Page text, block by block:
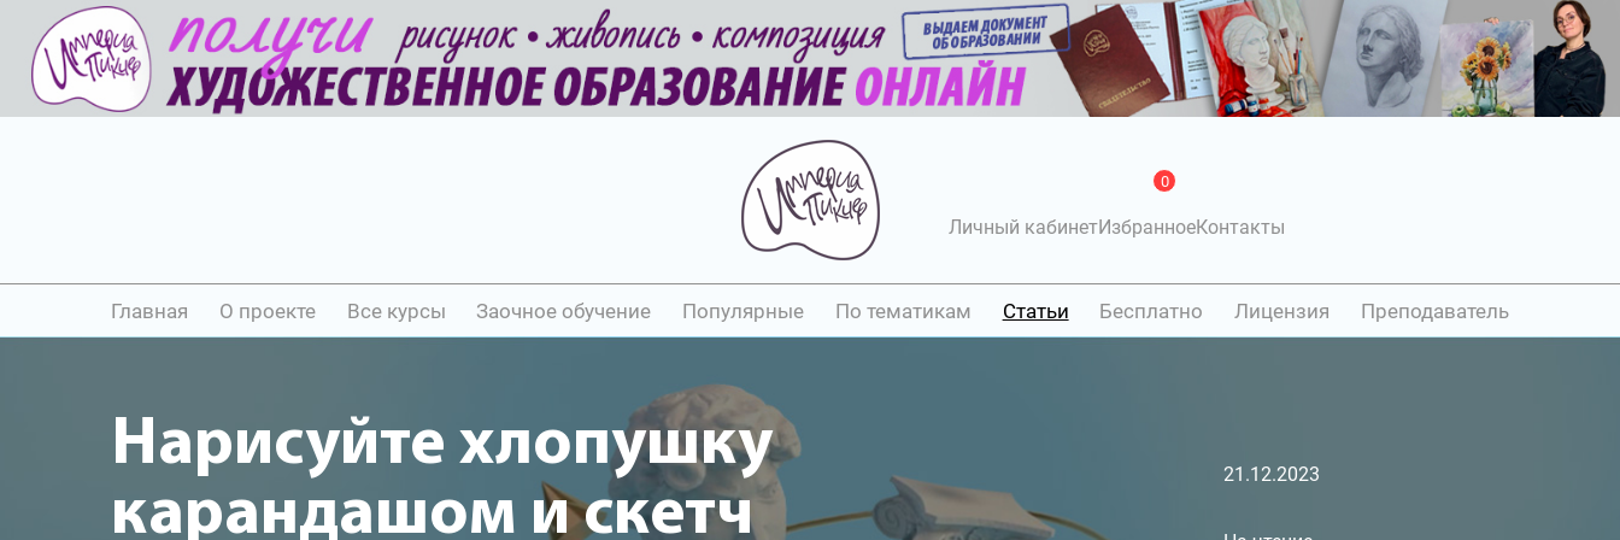
Личный кабинетИзбранное
0
Контакты
Главная О проекте Все курсы Заочное обучение Популярные По тематикам Статьи Бесплатно Лицензия Преподаватель
Нарисуйте хлопушку
карандашом и скетч
21.12.2023